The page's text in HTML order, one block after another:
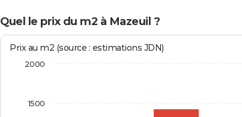
Quel le prix du m2 à Mazeuil ?
Prix au m2 (source : estimations JDN)
1500
2000